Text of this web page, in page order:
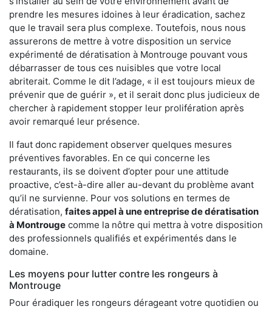
prendre les mesures idoines à leur éradication, sachez
que le travail sera plus complexe. Toutefois, nous nous
assurerons de mettre à votre disposition un service
expérimenté de dératisation à Montrouge pouvant vous
débarrasser de tous ces nuisibles que votre local
abriterait. Comme le dit l’adage, « il est toujours mieux de
prévenir que de guérir », et il serait donc plus judicieux de
chercher à rapidement stopper leur prolifération après
avoir remarqué leur présence.
Il faut donc rapidement observer quelques mesures
préventives favorables. En ce qui concerne les
restaurants, ils se doivent d’opter pour une attitude
proactive, c’est-à-dire aller au-devant du problème avant
qu’il ne survienne. Pour vos solutions en termes de
dératisation, faites appel à une entreprise de dératisation
à Montrouge comme la nôtre qui mettra à votre disposition
des professionnels qualifiés et expérimentés dans le
domaine.
Les moyens pour lutter contre les rongeurs à
Montrouge
Pour éradiquer les rongeurs dérageant votre quotidien ou